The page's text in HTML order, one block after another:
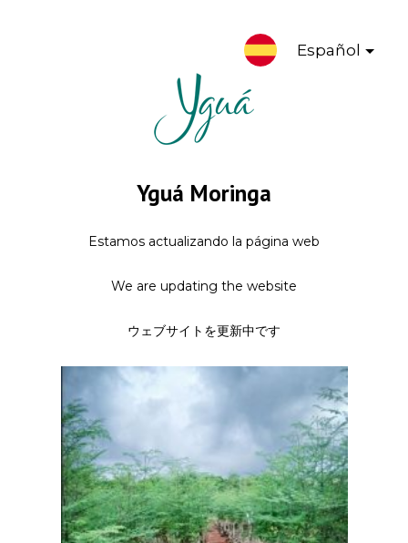
Español
Yguá Moringa
Estamos actualizando la página web
We are updating the website
ウェブサイトを更新中です